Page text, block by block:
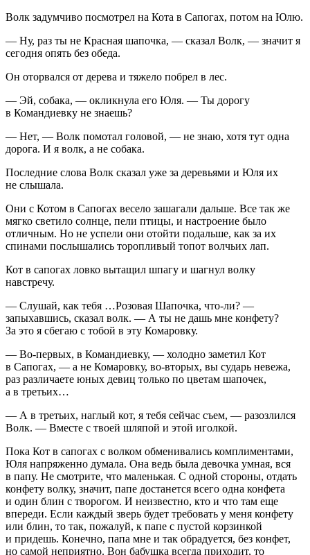
Волк задумчиво посмотрел на Кота в Сапогах, потом на Юлю.
— Ну, раз ты не Красная шапочка, — сказал Волк, — значит я
сегодня опять без обеда.
Он оторвался от дерева и тяжело побрел в лес.
— Эй, собака, — окликнула его Юля. — Ты дорогу
в Командиевку не знаешь?
— Нет, — Волк помотал головой, — не знаю, хотя тут одна
дорога. И я волк, а не собака.
Последние слова Волк сказал уже за деревьями и Юля их
не слышала.
Они с Котом в Сапогах весело зашагали дальше. Все так же
мягко светило солнце, пели птицы, и настроение было
отличным. Но не успели они отойти подальше, как за их
спинами послышались торопливый топот волчьих лап.
Кот в сапогах ловко вытащил шпагу и шагнул волку
навстречу.
— Слушай, как тебя …Розовая Шапочка, что-ли? —
запыхавшись, сказал волк. — А ты не дашь мне конфету?
За это я сбегаю с тобой в эту Комаровку.
— Во-первых, в Командиевку, — холодно заметил Кот
в Сапогах, — а не Комаровку, во-вторых, вы сударь невежа,
раз различаете юных девиц только по цветам шапочек,
а в третьих…
— А в третьих, наглый кот, я тебя сейчас съем, — разозлился
Волк. — Вместе с твоей шляпой и этой иголкой.
Пока Кот в сапогах с волком обменивались комплиментами,
Юля напряженно думала. Она ведь была девочка умная, вся
в папу. Не смотрите, что маленькая. С одной стороны, отдать
конфету волку, значит, папе достанется всего одна конфета
и один блин с творогом. И неизвестно, кто и что там еще
впереди. Если каждый зверь будет требовать у меня конфету
или блин, то так, пожалуй, к папе с пустой корзинкой
и придешь. Конечно, папа мне и так обрадуется, без конфет,
но самой неприятно. Вон бабушка всегда приходит, то